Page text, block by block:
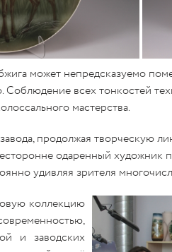
может непредсказуемо
всех тонкостей
мастерства.
продолжая творческую
одаренный художник
удивляя зрителя
коллекцию
и заводских